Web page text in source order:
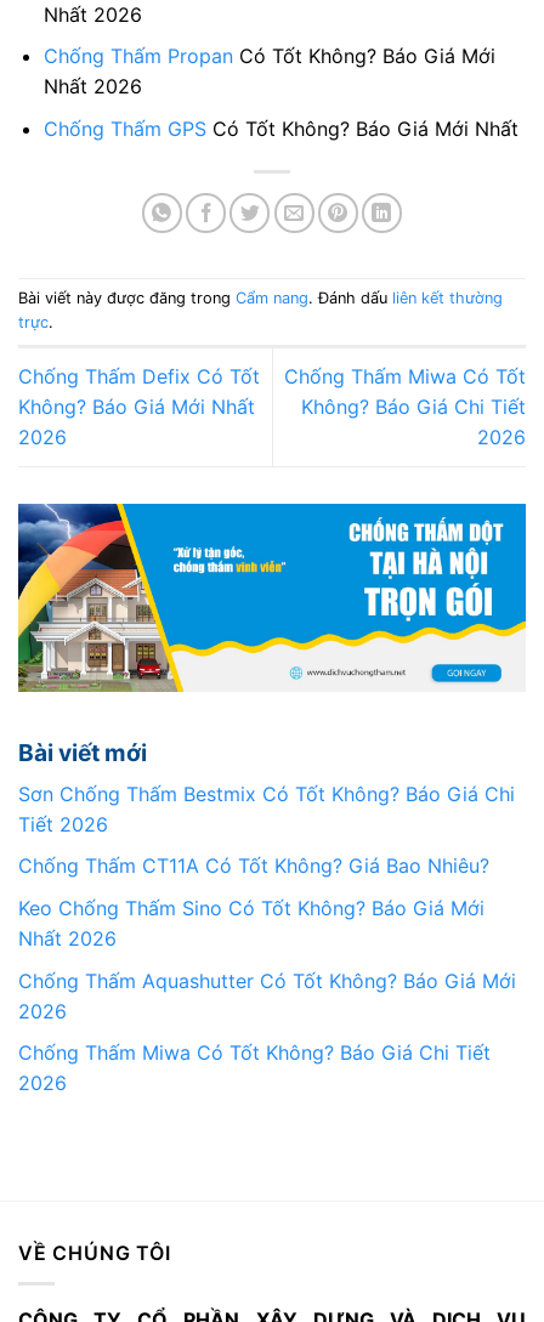
Nhất 2026
Chống Thấm PropanCó Tốt Không? Báo Giá Mới
Nhất 2026
Chống Thấm GPSCó Tốt Không? Báo Giá Mới Nhất
Bài viết này được đăng trong Cẩm nang. Đánh dấu liên kết thường
trực.
Chống Thấm Defix Có Tốt
Không? Báo Giá Mới Nhất
2026
Chống Thấm Miwa Có Tốt
Không? Báo Giá Chi Tiết
2026
Bài viết mới
Sơn Chống Thấm Bestmix Có Tốt Không? Báo Giá Chi
Tiết 2026
Chống Thấm CT11A Có Tốt Không? Giá Bao Nhiêu?
Keo Chống Thấm Sino Có Tốt Không? Báo Giá Mới
Nhất 2026
Chống Thấm Aquashutter Có Tốt Không? Báo Giá Mới
2026
Chống Thấm Miwa Có Tốt Không? Báo Giá Chi Tiết
2026
VỀ CHÚNG TÔI